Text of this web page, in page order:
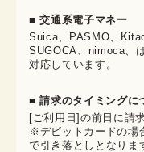
■ 交通系電子マネー
Suica、PASMO、
SUGOCA、nimoca、
対応しています。
■ 請求のタイミングに
[ご利用日]の前日に請
※デビットカードの場
で引き落としとなりま